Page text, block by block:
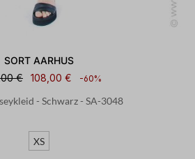
SORT AARHUS
€
108,00 € -60%
- Schwarz - SA-3048
XS